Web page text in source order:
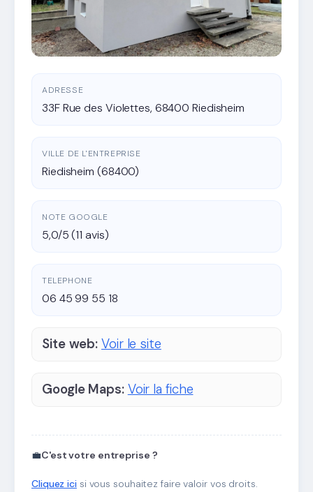
ADRESSE
33F Rue des Violettes, 68400 Riedisheim
VILLE DE L'ENTREPRISE
Riedisheim (68400)
NOTE GOOGLE
5,0/5 (11 avis)
TELEPHONE
06 45 99 55 18
Site web: Voir le site
Google Maps: Voir la fiche
💼C'est votre entreprise ?
Cliquez icisi vous souhaitez faire valoir vos droits.